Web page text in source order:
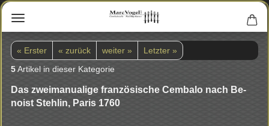
« Erster « zurück weiter »
Letzter »
5Artikel in dieser Kategorie
Das zwei­ma­nu­a­li­ge fran­zö­si­sche Cem­ba­lo nach Be­
noist Steh­lin, Paris 1760